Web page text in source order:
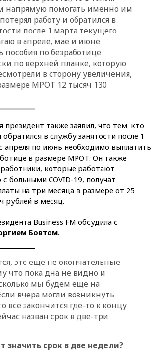
напрямую помогать именно им
работу и обратился в
после 1 марта текущего
в апреле, мае и июне
пособия по безработице
по верхней планке, которую
в сторону увеличения,
МРОТ 12 тысяч 130
президент также заявил, что тем, кто
в службу занятости после 1
апреля по июнь необходимо выплатить
в размере МРОТ. Он также
которые работают
с больными COVID-19, получат
на три месяца в размере от 25
рублей в месяц.
Business FM обсудила с
Бовтом.
это еще не окончательные
что пока дна не видно и
мы будем еще на
вчера могли возникнуть
все закончится где-то к концу
назван срок в две-три
значить срок в две недели?